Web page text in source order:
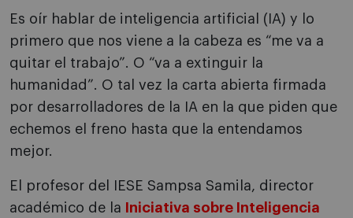
Es oír hablar de inteligencia artificial (IA) y lo
primero que nos viene a la cabeza es “me va a
quitar el trabajo”. O “va a extinguir la
humanidad”. O tal vez la carta abierta firmada
por desarrolladores de la IA en la que piden que
echemos el freno hasta que la entendamos
mejor.
El profesor del IESE Sampsa Samila, director
académico de la
Iniciativa sobre Inteligencia